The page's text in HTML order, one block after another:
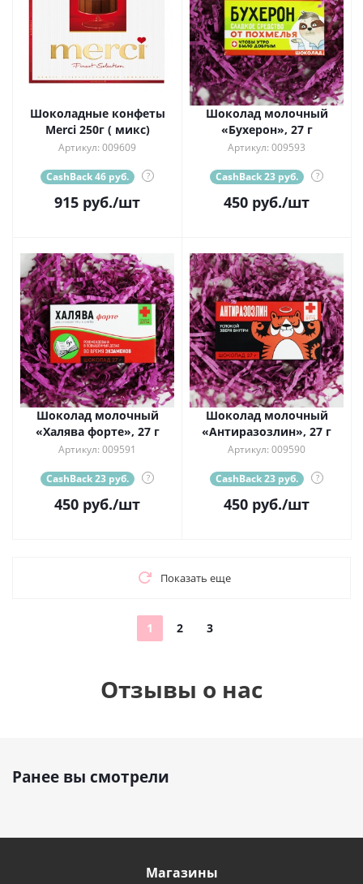
Шоколадные конфеты
Merci 250г ( микс)
Артикул: 009609
CashBack 46 руб. ?
915 руб./шт
Шоколад молочный
«Бухерон», 27 г
Артикул: 009593
CashBack 23 руб. ?
450 руб./шт
Шоколад молочный
«Халява форте», 27 г
Артикул: 009591
CashBack 23 руб. ?
450 руб./шт
Шоколад молочный
«Антиразозлин», 27 г
Артикул: 009590
CashBack 23 руб. ?
450 руб./шт
Показать еще
1 2 3
Отзывы о нас
Ранее вы смотрели
Магазины